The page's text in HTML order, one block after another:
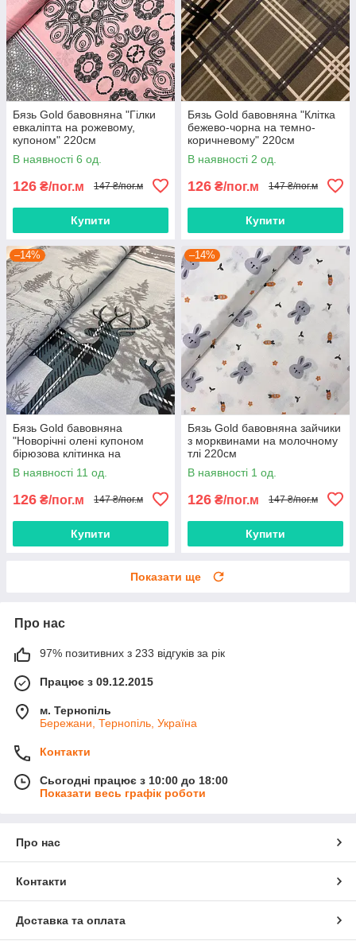
Бязь Gold бавовняна "Гілки
евкаліпта на рожевому,
купоном" 220см
В наявності 6 од.
126 ₴/пог.м 147 ₴/пог.м
Купити
Бязь Gold бавовняна "Клітка
бежево-чорна на темно-
коричневому" 220см
В наявності 2 од.
126 ₴/пог.м 147 ₴/пог.м
Купити
–14%
Бязь Gold бавовняна
"Новорічні олені купоном
бірюзова клітинка на
блакитному" 220см
В наявності 11 од.
126 ₴/пог.м 147 ₴/пог.м
Купити
–14%
Бязь Gold бавовняна зайчики
з морквинами на молочному
тлі 220см
В наявності 1 од.
126 ₴/пог.м 147 ₴/пог.м
Купити
Показати ще
Про нас
97% позитивних з 233 відгуків за рік
Працює з 09.12.2015
м. Тернопіль
Бережани, Тернопіль, Україна
Контакти
Сьогодні працює з 10:00 до 18:00
Показати весь графік роботи
Про нас
Контакти
Доставка та оплата